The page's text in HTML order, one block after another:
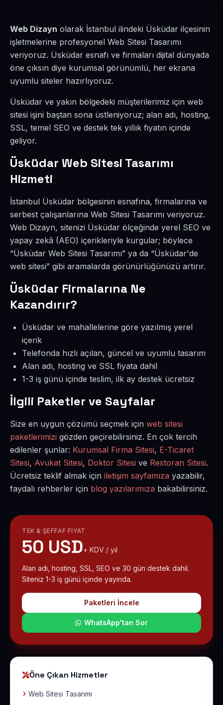
Web Dizayn olarak İstanbul ilindeki Üsküdar ilçesinin
işletmelerine profesyonel Web Sitesi Tasarımı
veriyoruz. Üsküdar esnafı ve firmaları dijital dünyada
öne çıksın diye kurumsal görünümlü, her ekrana
uyumlu siteler hazırlıyoruz.
Üsküdar ve yakın bölgedeki müşterilerimiz için web
sitesi işini baştan sona üstleniyoruz; alan adı, hosting,
SSL, temel SEO ve destek tek yıllık fiyatın içinde
geliyor.
Üsküdar Web Sitesi Tasarımı
Hizmeti
İstanbul Üsküdar bölgesinin esnafına, firmalarına ve
serbest çalışanlarına Web Sitesi Tasarımı veriyoruz.
Web Dizayn, sitenizi Üsküdar ölçeğinde yerel SEO ve
yapay zekâ (AEO) içerikleriyle kurgular; böylece
“Üsküdar Web Sitesi Tasarımı” ya da “Üsküdar'de
web sitesi” gibi aramalarda görünürlüğünüzü artırır.
Üsküdar Firmalarına Ne
Kazandırır?
Üsküdar ve mahallelerine göre yazılmış yerel
içerik
Telefonda hızlı açılan, güncel ve uyumlu tasarım
Alan adı, hosting ve SSL fiyata dahil
1-3 iş günü içinde teslim, ilk ay destek ücretsiz
İlgili Paketler ve Sayfalar
Size en uygun çözümü seçmek için web sitesi
paketlerimizi gözden geçirebilirsiniz. En çok tercih
edilenler şunlar: Kurumsal Firma Sitesi, E-Ticaret
Sitesi, Avukat Sitesi, Doktor Sitesi ve Restoran Sitesi.
Ücretsiz teklif almak için iletişim sayfamıza yazabilir,
faydalı rehberler için blog yazılarımıza bakabilirsiniz.
TEK & ŞEFFAF FIYAT
50 USD+ KDV / yıl
Alan adı, hosting, SSL, SEO ve 30 gün destek dahil.
Siteniz 1-3 iş günü içinde yayında.
Paketleri İncele
WhatsApp'tan Sor
Öne Çıkan Hizmetler
Web Sitesi Tasarımı